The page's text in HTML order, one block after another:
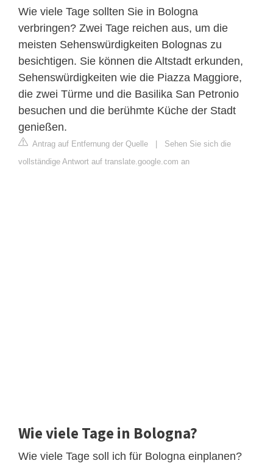
Wie viele Tage sollten Sie in Bologna
verbringen? Zwei Tage reichen aus, um die
meisten Sehenswürdigkeiten Bolognas zu
besichtigen. Sie können die Altstadt erkunden,
Sehenswürdigkeiten wie die Piazza Maggiore,
die zwei Türme und die Basilika San Petronio
besuchen und die berühmte Küche der Stadt
genießen.
Antrag auf Entfernung der Quelle
Sehen Sie sich die
vollständige Antwort auf translate.google.com an
Wie viele Tage in Bologna?
Wie viele Tage soll ich für Bologna einplanen?